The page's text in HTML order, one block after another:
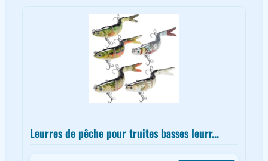
Leurres de pêche pour truites basses leurr...